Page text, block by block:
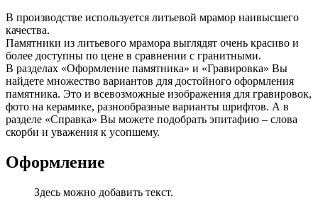
В производстве используется литьевой мрамор наивысшего
качества.
Памятники из литьевого мрамора выглядят очень красиво и
более доступны по цене в сравнении с гранитными.
В разделах «Оформление памятника» и «Гравировка» Вы
найдете множество вариантов для достойного оформления
памятника. Это и всевозможные изображения для гравировок,
фото на керамике, разнообразные варианты шрифтов. А в
разделе «Справка» Вы можете подобрать эпитафию – слова
скорби и уважения к усопшему.
Оформление
Здесь можно добавить текст.